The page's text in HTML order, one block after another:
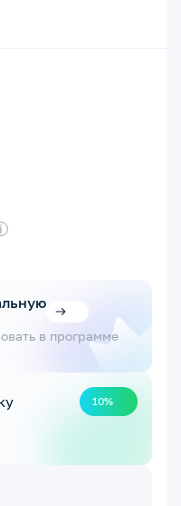
i
в программе
10%